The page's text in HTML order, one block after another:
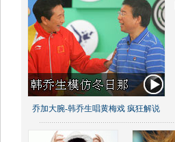
乔加大腕-韩乔生唱黄梅戏 疯狂解说